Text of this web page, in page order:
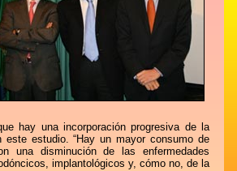
hay una incorporación progresiva de la
estudio. “Hay un mayor consumo de
una disminución de las enfermedades
implantológicos y, cómo no, de la